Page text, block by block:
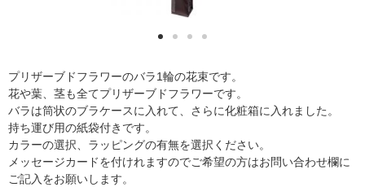
プリザーブドフラワーのバラ1輪の花束です。
花や葉、茎も全てプリザーブドフラワーです。
バラは筒状のブラケースに入れて、さらに化粧箱に入れました。
持ち運び用の紙袋付きです。
カラーの選択、ラッピングの有無を選択ください。
メッセージカードを付けれますのでご希望の方はお問い合わせ欄に
ご記入をお願いします。